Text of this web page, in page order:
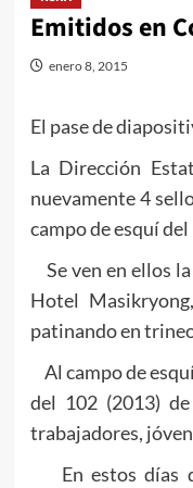
Emitidos en
enero 8, 2015
El pase de
La Dirección
nuevamente 4
campo de esquí
Se ven en ellos
Hotel
patinando en
Al campo de
del 102 (2013)
trabajadores,
En estos días